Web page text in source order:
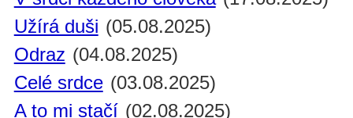
Užírá duši (05.08.2025)
Odraz (04.08.2025)
Celé srdce (03.08.2025)
A to mi stačí (02.08.2025)